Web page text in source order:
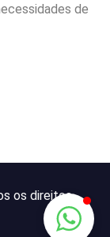
de
os direitos